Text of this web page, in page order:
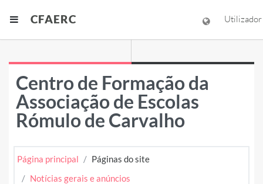
Painel lateral
CFAERC Utilizador
Centro de Formação da
Associação de Escolas
Rómulo de Carvalho
Página principal
Páginas do site
Notícias gerais e anúncios